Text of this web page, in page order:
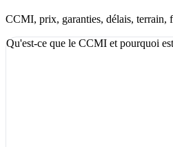
CCMI, prix, garanties, délais, terrain,
Qu'est-ce que le CCMI et pourquoi